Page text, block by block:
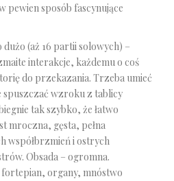
pewien sposób fascynujące
(aż 16 partii solowych) –
interakcje, każdemu o coś
do przekazania. Trzeba umieć
spuszczać wzroku z tablicy
tak szybko, że łatwo
mroczna, gęsta, pełna
współbrzmień i ostrych
Obsada – ogromna.
organy, mnóstwo